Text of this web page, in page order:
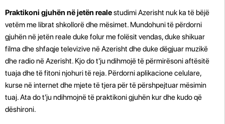
Praktikoni gjuhën në jetën realestudimi Azerisht nuk ka të bëjë
vetëm me librat shkollorë dhe mësimet. Mundohuni të përdorni
gjuhën në jetën reale duke folur me folësit vendas, duke shikuar
filma dhe shfaqje televizive në Azerisht dhe duke dëgjuar muzikë
dhe radio në Azerisht. Kjo do t'ju ndihmojë të përmirësoni aftësitë
tuaja dhe të fitoni njohuri të reja. Përdorni aplikacione celulare,
kurse në internet dhe mjete të tjera për të përshpejtuar mësimin
tuaj. Ata do t'ju ndihmojnë të praktikoni gjuhën kur dhe kudo që
dëshironi.